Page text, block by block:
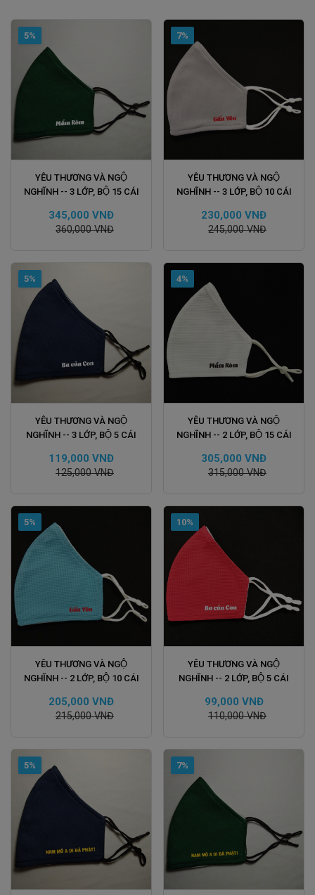
5%
ĐẶT HÀNG
YÊU THƯƠNG VÀ NGỘ
NGHĨNH -- 3 LỚP, BỘ 15 CÁI
345,000 VNĐ
360,000 VNĐ
7%
ĐẶT HÀNG
YÊU THƯƠNG VÀ NGỘ
NGHĨNH -- 3 LỚP, BỘ 10 CÁI
230,000 VNĐ
245,000 VNĐ
5%
ĐẶT HÀNG
YÊU THƯƠNG VÀ NGỘ
NGHĨNH -- 3 LỚP, BỘ 5 CÁI
119,000 VNĐ
125,000 VNĐ
4%
ĐẶT HÀNG
YÊU THƯƠNG VÀ NGỘ
NGHĨNH -- 2 LỚP, BỘ 15 CÁI
305,000 VNĐ
315,000 VNĐ
5%
ĐẶT HÀNG
YÊU THƯƠNG VÀ NGỘ
NGHĨNH -- 2 LỚP, BỘ 10 CÁI
205,000 VNĐ
215,000 VNĐ
10%
ĐẶT HÀNG
YÊU THƯƠNG VÀ NGỘ
NGHĨNH -- 2 LỚP, BỘ 5 CÁI
99,000 VNĐ
110,000 VNĐ
5% 7%